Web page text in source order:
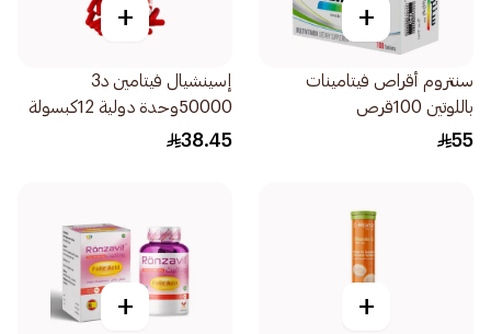
+
سنتروم أقراص فيتامينات
باللوتين 100قرص
55
+
إسينشيال فيتامين د3
50000وحدة دولية 12كبسولة
38.45
+
+